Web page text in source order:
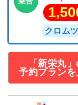
クロムツ
「新栄丸
予約プランを